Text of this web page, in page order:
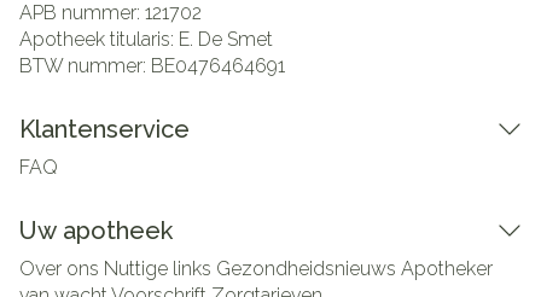
APB nummer: 121702
Apotheek titularis: E. De Smet
BTW nummer: BE0476464691
Klantenservice
FAQ
Uw apotheek
Over ons Nuttige links Gezondheidsnieuws Apotheker